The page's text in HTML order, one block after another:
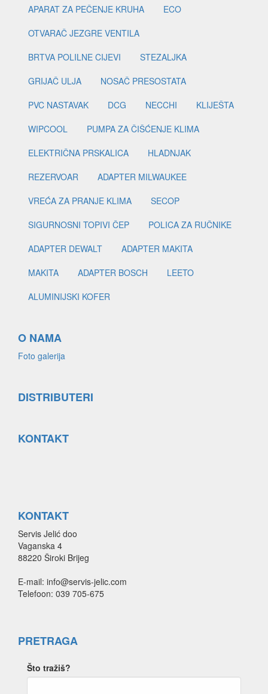
APARAT ZA PEČENJE KRUHA
ECO
OTVARAČ JEZGRE VENTILA
BRTVA POLILNE CIJEVI
STEZALJKA
GRIJAČ ULJA
NOSAČ PRESOSTATA
PVC NASTAVAK
DCG NECCHI
KLIJEŠTA
WIPCOOL
PUMPA ZA ČIŠĆENJE KLIMA
ELEKTRIČNA PRSKALICA
HLADNJAK
REZERVOAR
ADAPTER MILWAUKEE
VREĆA ZA PRANJE KLIMA
SECOP
SIGURNOSNI TOPIVI ČEP
POLICA ZA RUČNIKE
ADAPTER DEWALT
ADAPTER MAKITA
MAKITA
ADAPTER BOSCH
LEETO
ALUMINIJSKI KOFER
O NAMA
Foto galerija
DISTRIBUTERI
KONTAKT
KONTAKT
Servis Jelić doo
Vaganska 4
88220 Široki Brijeg
E-mail: info@servis-jelic.com
Telefoon: 039 705-675
PRETRAGA
Što tražiš?